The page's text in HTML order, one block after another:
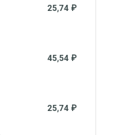
25,74 ₽
45,54 ₽
25,74 ₽